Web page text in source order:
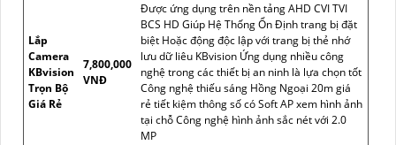
Lắp
Camera
KBvision
Trọn Bộ
Giá Rẻ
7,800,000
VNĐ
Được ứng dụng trên nền tảng AHD CVI TVI
BCS HD Giúp Hệ Thống Ổn Định trang bị đặt
biệt Hoặc động độc lập với trang bị thẻ nhớ
lưu dữ liêu KBvision Ứng dụng nhiều công
nghệ trong các thiết bị an ninh là lựa chọn tốt
Công nghệ thiếu sáng Hồng Ngoại 20m giá
rẻ tiết kiệm thông số có Soft AP xem hình ảnh
tại chỗ Công nghệ hình ảnh sắc nét với 2.0
MP